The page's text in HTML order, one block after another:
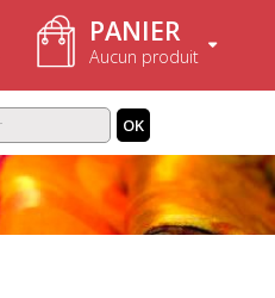
PANIER
Aucun produit
OK